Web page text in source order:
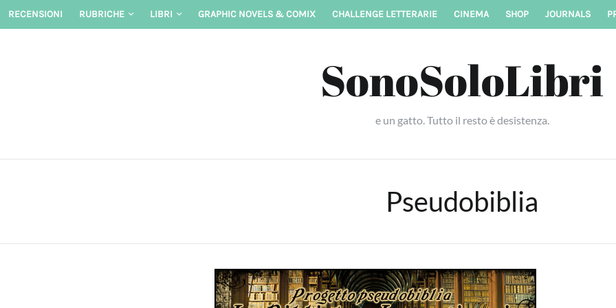
Skip
RECENSIONI RUBRICHE LIBRI GRAPHIC NOVELS & COMIX CHALLENGE LETTERARIE CINEMA SHOP JOURNALS
SonoSoloLibri
e un gatto. Tutto il resto è desistenza.
Pseudobiblia